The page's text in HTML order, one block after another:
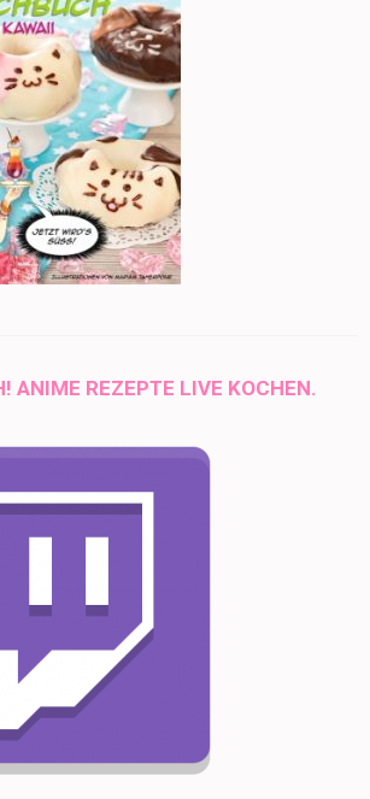
ANIME REZEPTE LIVE KOCHEN.